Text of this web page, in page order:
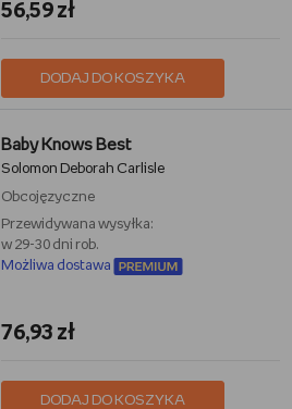
56,59 zł
DODAJ DO KOSZYKA
Baby Knows Best
Solomon Deborah Carlisle
Obcojęzyczne
Przewidywana wysyłka:
w 29-30 dni rob.
Możliwa dostawa
76,93 zł
DODAJ DO KOSZYKA